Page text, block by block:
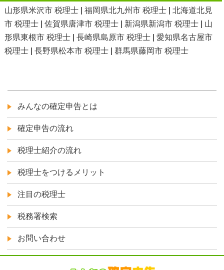
山形県米沢市 税理士| 福岡県北九州市 税理士| 北海道北見
市 税理士| 佐賀県唐津市 税理士| 新潟県新潟市 税理士| 山
形県東根市 税理士| 長崎県島原市 税理士| 愛知県名古屋市
税理士| 長野県松本市 税理士| 群馬県藤岡市 税理士
みんなの確定申告とは
確定申告の流れ
税理士紹介の流れ
税理士をつけるメリット
注目の税理士
税務署検索
お問い合わせ